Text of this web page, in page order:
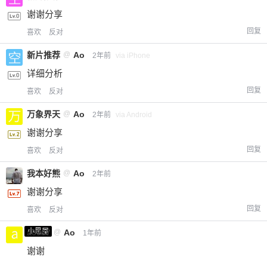
谢谢分享
喜欢 反对 回复
新片推荐 @ Ao 2年前 via iPhone
详细分析
喜欢 反对 回复
万象界天 @ Ao 2年前 via Android
谢谢分享
喜欢 反对 回复
我本好熊 @ Ao 2年前
谢谢分享
喜欢 反对 回复
小黑屋
a0987 @ Ao 1年前
谢谢